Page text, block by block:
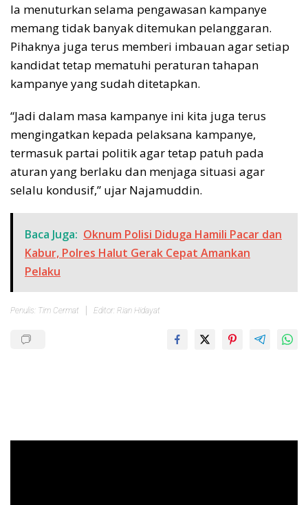
Ia menuturkan selama pengawasan kampanye
memang tidak banyak ditemukan pelanggaran.
Pihaknya juga terus memberi imbauan agar setiap
kandidat tetap mematuhi peraturan tahapan
kampanye yang sudah ditetapkan.
“Jadi dalam masa kampanye ini kita juga terus
mengingatkan kepada pelaksana kampanye,
termasuk partai politik agar tetap patuh pada
aturan yang berlaku dan menjaga situasi agar
selalu kondusif,” ujar Najamuddin.
Baca Juga: Oknum Polisi Diduga Hamili Pacar dan
Kabur, Polres Halut Gerak Cepat Amankan
Pelaku
Penulis: Tim Cermat Editor: Rian Hidayat